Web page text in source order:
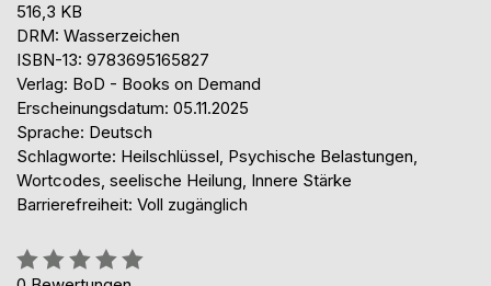
516,3 KB
DRM: Wasserzeichen
ISBN-13: 9783695165827
Verlag: BoD - Books on Demand
Erscheinungsdatum: 05.11.2025
Sprache: Deutsch
Schlagworte: Heilschlüssel, Psychische Belastungen,
Wortcodes, seelische Heilung, Innere Stärke
Barrierefreiheit: Voll zugänglich
Bewertung::